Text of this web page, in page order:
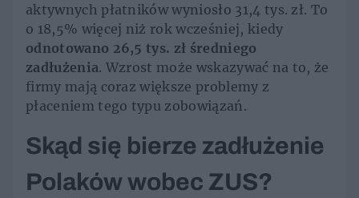
aktywnych płatników wyniosło 31,4 tys. zł. To
o 18,5% więcej niż rok wcześniej, kiedy
odnotowano 26,5 tys. zł średniego
zadłużenia. Wzrost może wskazywać na to, że
firmy mają coraz większe problemy z
płaceniem tego typu zobowiązań.
Skąd się bierze zadłużenie
Polaków wobec ZUS?